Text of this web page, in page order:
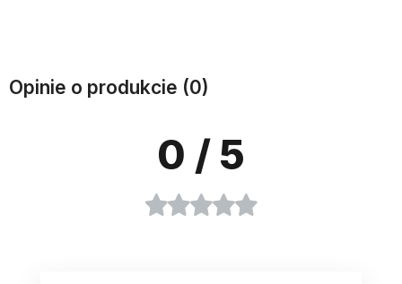
Opinie o produkcie (0)
0 / 5